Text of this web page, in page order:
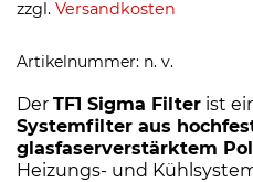
zzgl. Versandkosten
Artikelnummer: n. v.
Der TF1 Sigma Filter ist
Systemfilter aus
glasfaserverstärktem
Heizungs- und